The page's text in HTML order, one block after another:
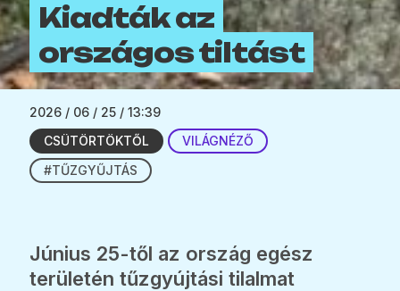
Kiadták az
országos tiltást
2026 / 06 / 25 / 13:39
CSÜTÖRTÖKTŐL
VILÁGNÉZŐ
#TŰZGYŰJTÁS
Június 25-től az ország egész
területén tűzgyújtási tilalmat